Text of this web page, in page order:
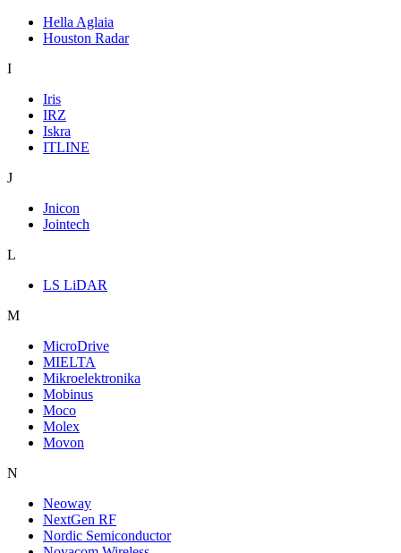
Hella Aglaia
Houston Radar
I
Iris
IRZ
Iskra
ITLINE
J
Jnicon
Jointech
L
LS LiDAR
M
MicroDrive
MIELTA
Mikroelektronika
Mobinus
Moco
Molex
Movon
N
Neoway
NextGen RF
Nordic Semiconductor